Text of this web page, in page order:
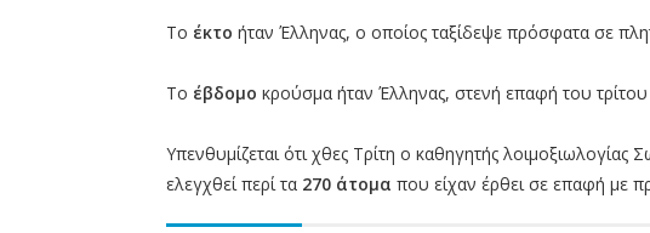
Το έκτο ήταν Έλληνας, ο οποίος ταξίδεψε πρόσφατα σε
Το έβδομο κρούσμα ήταν Έλληνας, στενή επαφή του
Υπενθυμίζεται ότι χθες Τρίτη ο καθηγητής λοιμοξιωλογίας
ελεγχθεί περί τα 270 άτομα που είχαν έρθει σε επαφή με